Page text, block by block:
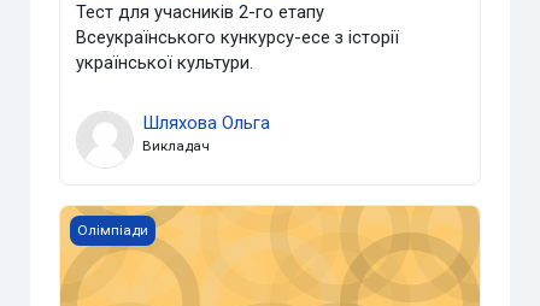
Тест для учасників 2-го етапу
Всеукраїнського кункурсу-есе з історії
української культури.
Шляхова Ольга
Викладач
Всеукраїнська студентська олімпіада зі спеціальності
Олімпіади